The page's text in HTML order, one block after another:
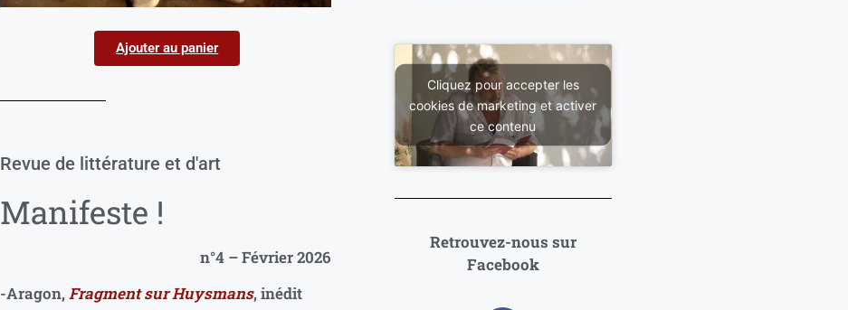
Ajouter au panier
Revue de littérature et d'art
Manifeste !
n°4 – Février 2026
-Aragon,Fragment sur Huysmans, inédit
Cliquez pour accepter les
cookies de marketing et activer
ce contenu
Retrouvez-nous sur
Facebook